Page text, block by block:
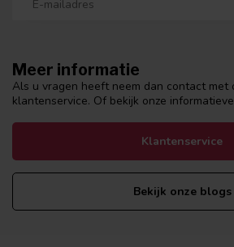
Meer informatie
Als u vragen heeft neem dan contact met
klantenservice. Of bekijk onze
Klantenservice
Bekijk onze blogs